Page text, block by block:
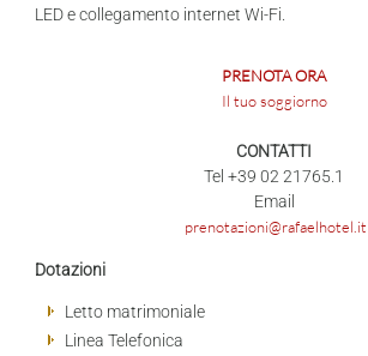
LED e collegamento internet Wi-Fi.
PRENOTA ORA
Il tuo soggiorno
CONTATTI
Tel +39 02 21765.1
Email
prenotazioni@rafaelhotel.it
Dotazioni
Letto matrimoniale
Linea Telefonica